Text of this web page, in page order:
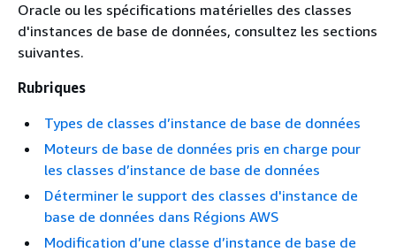
Oracle ou les spécifications matérielles des classes
d'instances de base de données, consultez les sections
suivantes.
Rubriques
Types de classes d’instance de base de données
Moteurs de base de données pris en charge pour
les classes d’instance de base de données
Déterminer le support des classes d'instance de
base de données dans Régions AWS
Modification d’une classe d’instance de base de